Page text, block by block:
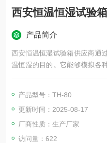
西安恒温恒湿试验
产品简介
西安恒温恒湿试验箱供应商通
温恒湿的目的。它能够模拟各
度、低湿度等，以检测材料、
制品、金属、食品、化学、建
材料的耐热、耐寒、耐干、耐湿
产品型号：TH-80
更新时间：2025-08-17
厂商性质：生产厂家
访问量：622